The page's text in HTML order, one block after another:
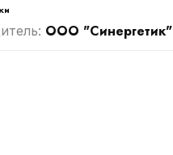
ООО "Синергетик"